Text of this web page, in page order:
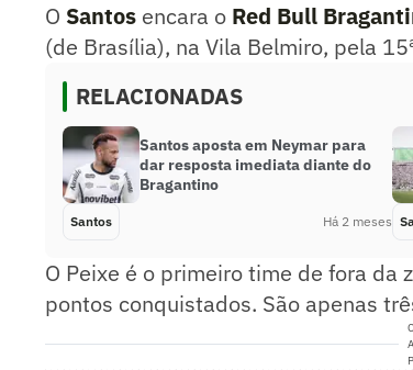
O Santos encara o Red Bull
(de Brasília), na Vila Belmiro, pela
RELACIONADAS
Santos aposta em Neymar para
dar resposta imediata diante do
Bragantino
Santos Há 2 meses
O Peixe é o primeiro time de fora da
pontos conquistados. São apenas